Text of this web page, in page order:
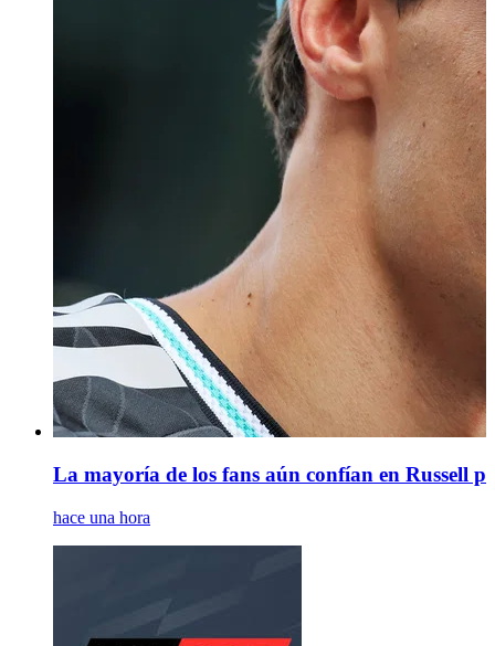
La mayoría de los fans aún confían en Russell
hace una hora